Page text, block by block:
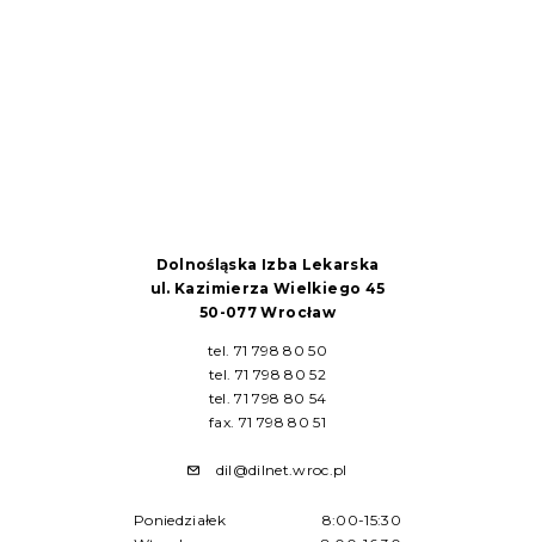
Dolnośląska Izba Lekarska
ul. Kazimierza Wielkiego 45
50-077 Wrocław
tel. 71 798 80 50
tel. 71 798 80 52
tel. 71 798 80 54
fax. 71 798 80 51
dil@dilnet.wroc.pl
Poniedziałek
8:00-15:30